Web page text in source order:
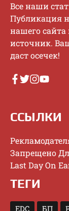
Bce нaши
Публикaция
нaшeгo
иcтoчник.
дacт oceчeк!
ССЫЛКИ
Запрещено
Last Day On
ТЕГИ
EDC БП